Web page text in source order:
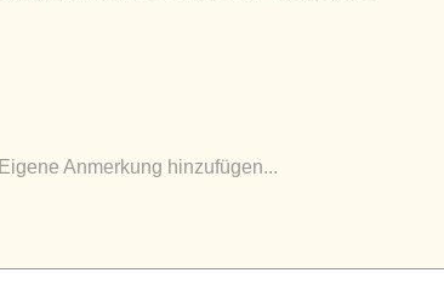
Eigene Anmerkung hinzufügen...